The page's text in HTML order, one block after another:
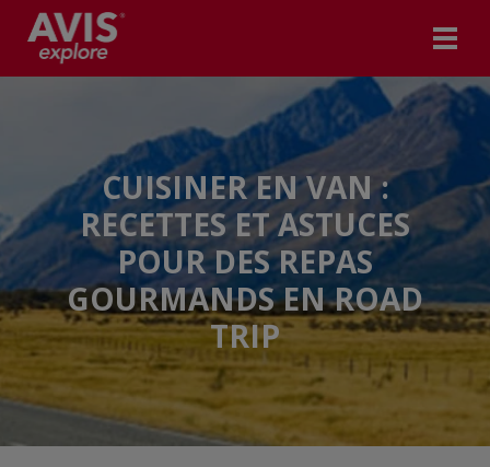
CUISINER EN VAN :
RECETTES ET ASTUCES
POUR DES REPAS
GOURMANDS EN ROAD
TRIP